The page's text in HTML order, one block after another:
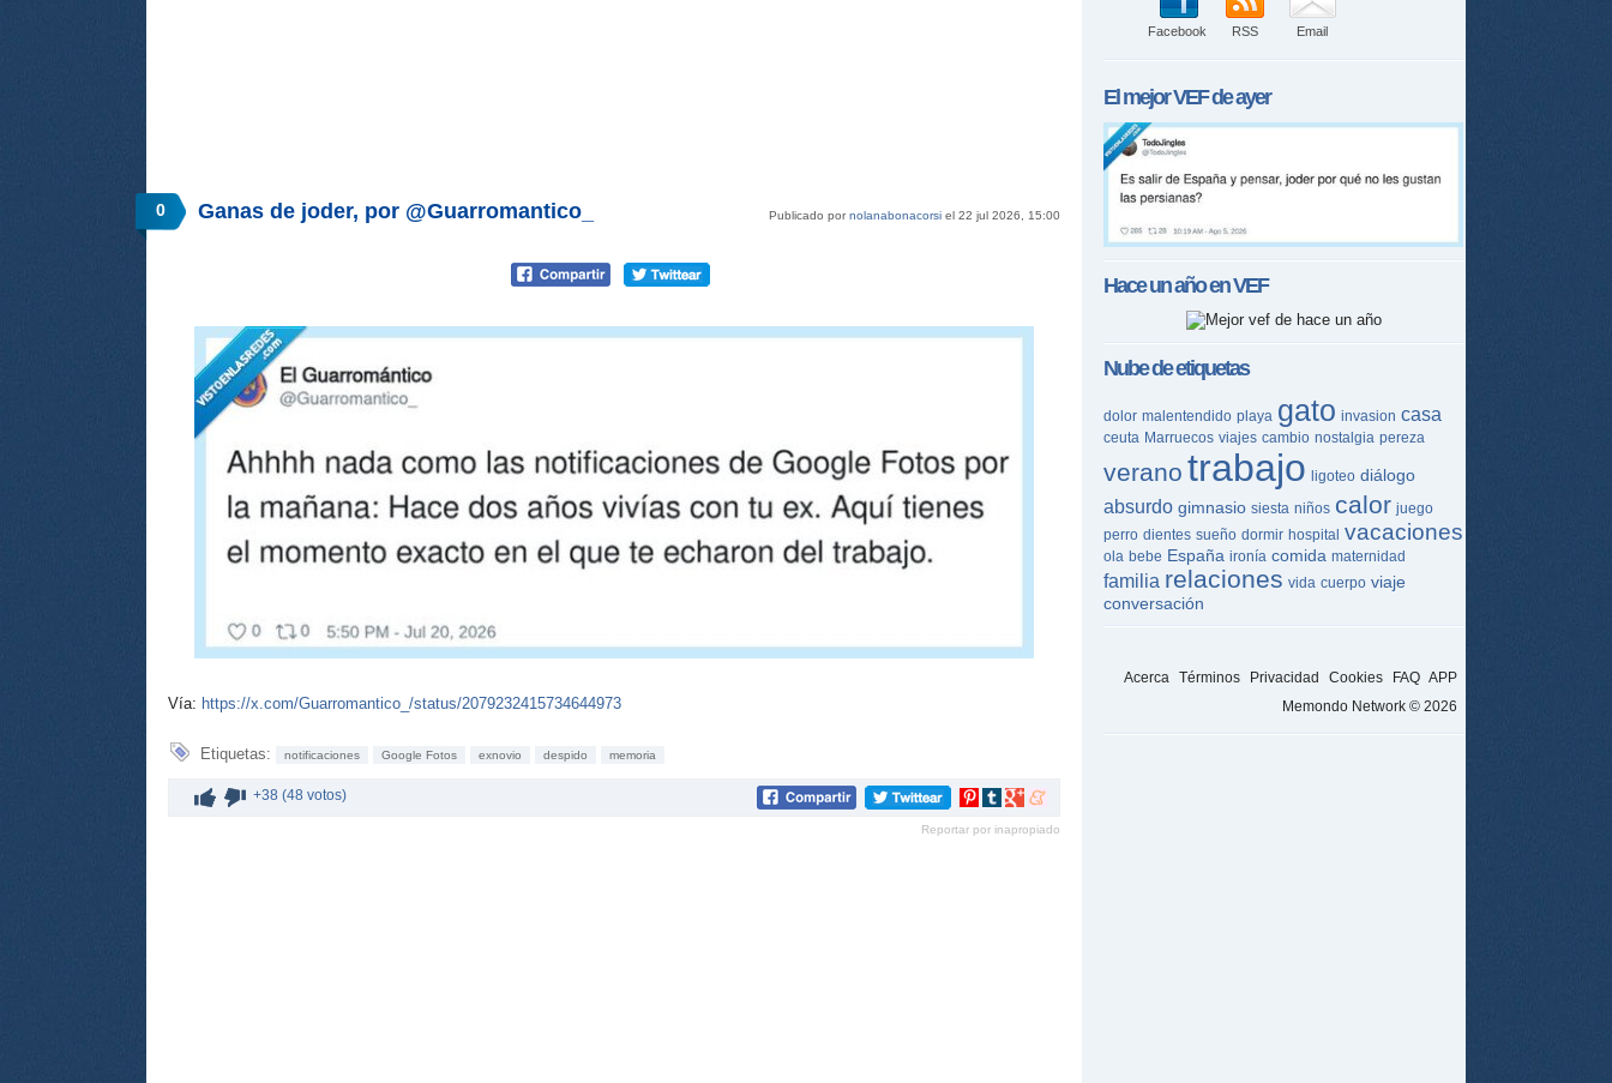
0 Publicado pornolanabonacorsi el 22 jul 2026, 15:00
Ganas de joder, por @Guarromantico_
Vía: https://x.com/Guarromantico_/status/2079232415734644973
Etiquetas: notificaciones Google Fotos exnovio despido memoria
+38 (48 votos)
Compartir
Pinterest
Compartir
tumblr
Compartir
Google+
Compartir
meneame
Reportar por inapropiado
Facebook RSS Email
El mejorVEFde ayer
Hace un año enVEF
Nube de etiquetas
dolor malentendido playa gato invasion casa
ceuta Marruecos viajes cambio nostalgia pereza
verano trabajo ligoteo diálogo
absurdo gimnasio siesta niños calor juego
perro dientes sueño dormir hospital vacaciones
ola bebe España ironía comida maternidad
familia relaciones vida cuerpo viaje
conversación
Acerca Términos Privacidad Cookies FAQ APP
Memondo Network © 2026